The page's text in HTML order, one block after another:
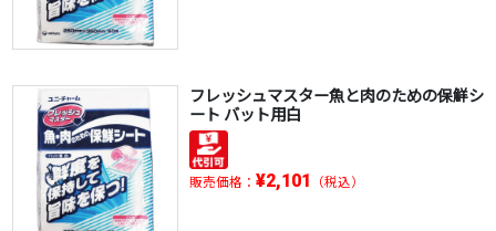
フレッシュマスター魚と肉のための保鮮シ
ート バット用白
販売価格： ¥2,101 （税込）